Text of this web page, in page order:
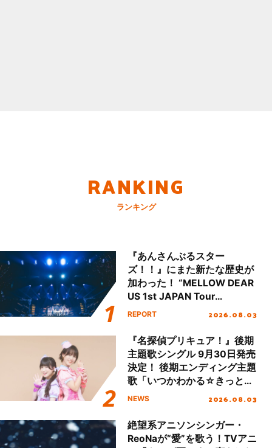
RANKING
ランキング
『あんさんぶるスター
ズ！！』にまた新たな歴史が
加わった！ “MELLOW DEAR
US 1st JAPAN Tour
Final「NICE to meet YOU
ート!!
REPORT 2026.08.03
『名探偵プリキュア！』後期
主題歌シングル 9月30日発売
決定！ 後期エンディング主題
歌「いつかわかる☆きっとあ
える」TVサイズ先行配信開
NEWS 2026.08.03
絶望系アニソンシンガー・
ReoNaが“愛”を歌う！TVアニ